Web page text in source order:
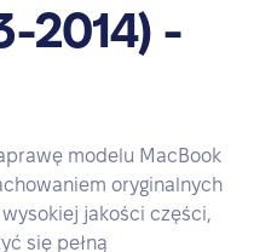
2014) -
modelu MacBook
oryginalnych
jakości części,
się pełną